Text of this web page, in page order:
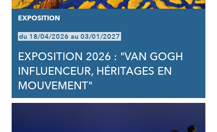
EXPOSITION
du 18/04/2026 au 03/01/2027
EXPOSITION 2026 : "VAN GOGH
INFLUENCEUR, HÉRITAGES EN
MOUVEMENT"